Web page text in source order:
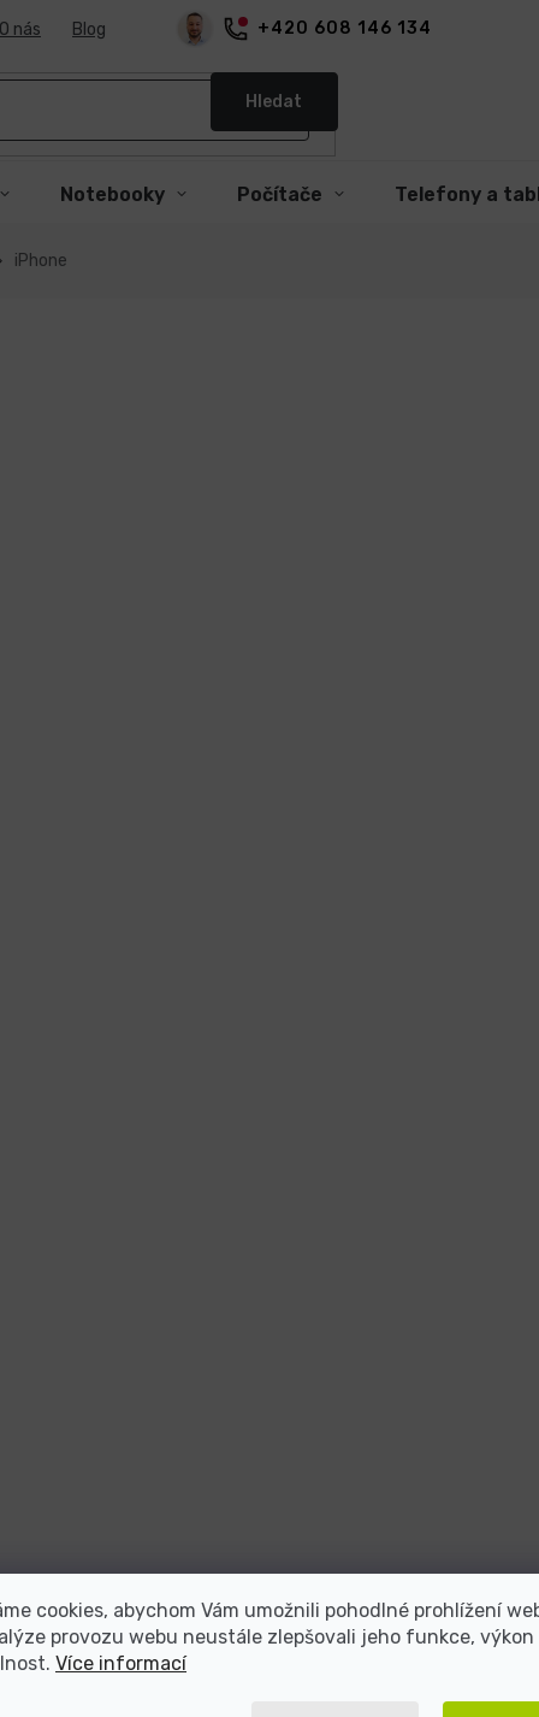
cookies, abychom Vám umožnili pohodlné prohlížení
provozu webu neustále zlepšovali jeho funkce, výkon
Více informací
+420 608 146 134
O nás Blog
Hledat
Notebooky Počítače Telefony a
iPhone